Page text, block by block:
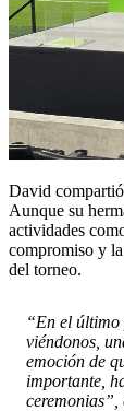
David
Aunque su
actividades
compromiso y
del torneo.
“En el último
viéndonos,
emoción de
importante,